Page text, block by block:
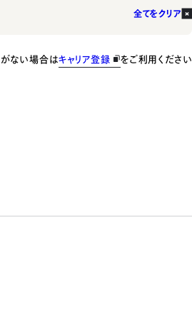
全てをクリア
ない場合はキャリア登録 をご利用ください